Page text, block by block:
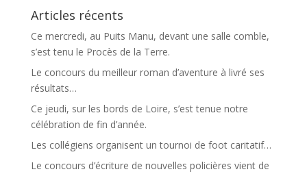
Articles récents
Ce mercredi, au Puits Manu, devant une salle comble,
s’est tenu le Procès de la Terre.
Le concours du meilleur roman d’aventure à livré ses
résultats…
Ce jeudi, sur les bords de Loire, s’est tenue notre
célébration de fin d’année.
Les collégiens organisent un tournoi de foot caritatif…
Le concours d’écriture de nouvelles policières vient de